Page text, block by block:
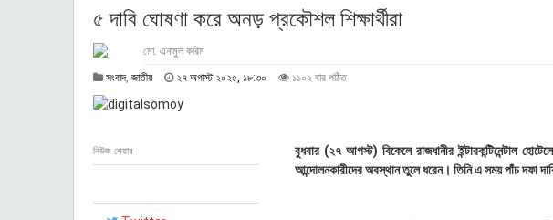
৫ দাবি ঘোষণা করে অনড় প্রকৌশল শিক্ষার্থীরা
মো. এনামুল করিম
সংবাদ, জাতীয় ২৭ অগাস্ট ২০২৫, ১৮:৩০ ১১০২ বার পঠিত
বুধবার (২৭ আগস্ট) বিকেলে রাজধানীর ইন্টারকন্টিনেন্টাল
আন্দোলনকারীদের অবস্থান তুলে ধরেন। তিনি এ সময় পাঁচ দফা
নিউজ শেয়ার